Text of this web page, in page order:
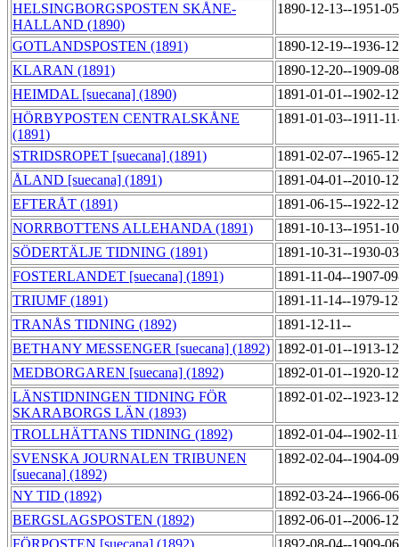
HELSINGBORGSPOSTEN SKÅNE-
HALLAND (1890)
1890-12-13--1951-
GOTLANDSPOSTEN (1891)
1890-12-19--1936-
KLARAN (1891)
1890-12-20--1909-
HEIMDAL [suecana] (1890)
1891-01-01--1902-
HÖRBYPOSTEN CENTRALSKÅNE
(1891)
1891-01-03--1911-
STRIDSROPET [suecana] (1891)
1891-02-07--1965-
ÅLAND [suecana] (1891)
1891-04-01--2010-
EFTERÅT (1891)
1891-06-15--1922-
NORRBOTTENS ALLEHANDA (1891)
1891-10-13--1951-
SÖDERTÄLJE TIDNING (1891)
1891-10-31--1930-
FOSTERLANDET [suecana] (1891)
1891-11-04--1907-
TRIUMF (1891)
1891-11-14--1979-
TRANÅS TIDNING (1892)
1891-12-11--
BETHANY MESSENGER [suecana] (1892) 1892-01-01--1913-
MEDBORGAREN [suecana] (1892)
1892-01-01--1920-
LÄNSTIDNINGEN TIDNING FÖR
SKARABORGS LÄN (1893)
1892-01-02--1923-
TROLLHÄTTANS TIDNING (1892)
1892-01-04--1902-
SVENSKA JOURNALEN TRIBUNEN
[suecana] (1892)
1892-02-04--1904-
NY TID (1892)
1892-03-24--1966-
BERGSLAGSPOSTEN (1892)
1892-06-01--2006-